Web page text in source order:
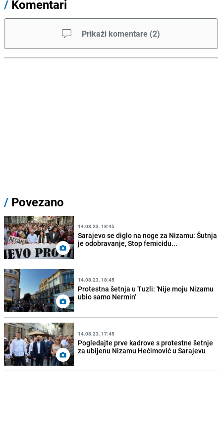
/ Komentari
Prikaži komentare (2)
/ Povezano
14.08.23. 18:45
Sarajevo se diglo na noge za Nizamu: Šutnja
je odobravanje, Stop femicidu...
14.08.23. 18:45
Protestna šetnja u Tuzli: 'Nije moju Nizamu
ubio samo Nermin'
14.08.23. 17:45
Pogledajte prve kadrove s protestne šetnje
za ubijenu Nizamu Hećimović u Sarajevu